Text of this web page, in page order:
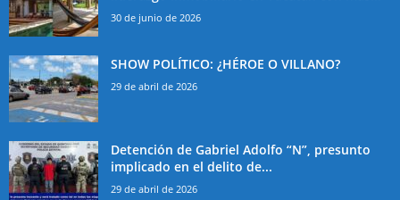
30 de junio de 2026
SHOW POLÍTICO: ¿HÉROE O VILLANO?
29 de abril de 2026
Detención de Gabriel Adolfo “N”, presunto
implicado en el delito de...
29 de abril de 2026